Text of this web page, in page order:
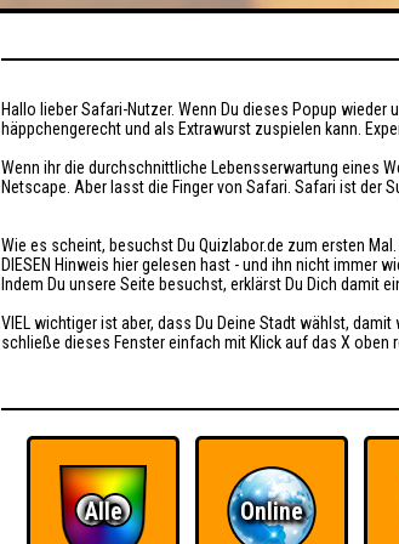
Hallo lieber Safari-Nutzer. Wenn Du dieses Popup
häppchengerecht und als Extrawurst zuspielen kann.
Wenn ihr die durchschnittliche Lebensserwartung eines
Netscape. Aber lasst die Finger von Safari. Safari ist der
Wie es scheint, besuchst Du Quizlabor.de zum ersten
DIESEN Hinweis hier gelesen hast - und ihn nicht immer
Indem Du unsere Seite besuchst, erklärst Du Dich damit
VIEL wichtiger ist aber, dass Du Deine Stadt wählst,
schließe dieses Fenster einfach mit Klick auf das X oben
Alle Online